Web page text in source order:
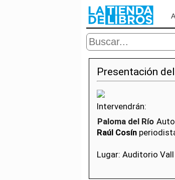
Presentación
Intervendrán:
Paloma del Río
Raúl Cosín
Lugar: Auditorio